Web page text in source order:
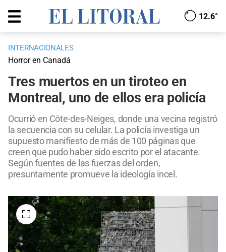
12.6°
INTERNACIONALES
Horror en Canadá
Tres muertos en un tiroteo en
Montreal, uno de ellos era policía
Ocurrió en Côte-des-Neiges, donde una vecina registró
la secuencia con su celular. La policía investiga un
supuesto manifiesto de más de 100 páginas que
creen que pudo haber sido escrito por el atacante.
Según fuentes de las fuerzas del orden,
presuntamente promueve la ideología incel.